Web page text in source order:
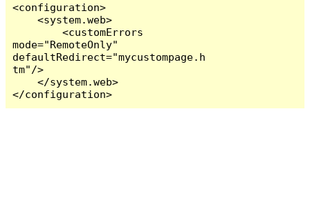
<configuration>
    <system.web>
        <customErrors
mode="RemoteOnly"
defaultRedirect="mycustompage.h
tm"/>
    </system.web>
</configuration>